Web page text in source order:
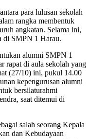
para lulusan sekolah
rangka membentuk
angkatan. Selama ini,
di SMPN 1 Harau.
alumni SMPN 1
rapat di aula sekolah yang
(27/10) ini, pukul 14.00
kepengurusan alumni
bersilaturahmi
saat ditemui di
salah seorang Kepala
dan Kebudayaan